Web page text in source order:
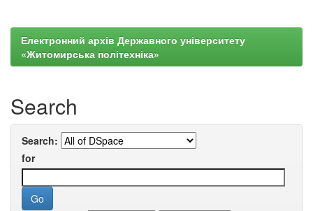
Електронний архів Державного університету
«Житомирська політехніка»
Search
Search:
for